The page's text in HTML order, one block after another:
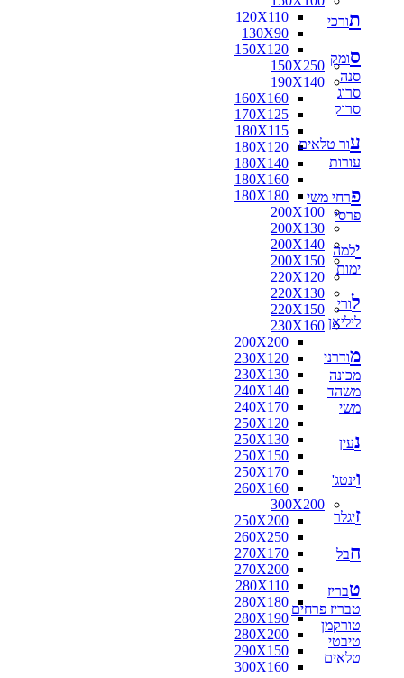
120X110
130X90
150X120
150X250
190X140
160X160
170X125
180X115
180X120
180X140
180X160
180X180
200X100
200X130
200X140
200X150
220X120
220X130
220X150
230X160
200X200
230X120
230X130
240X140
240X170
250X120
250X130
250X150
250X170
260X160
300X200
250X200
260X250
270X170
270X200
280X110
280X180
280X190
280X200
290X150
300X160
תורכי
סומק
סנה
סרוג
סרוק
עור טלאים
עורות
פרחי משי
פרסי
ילמה
ימות
לורי
ליליאן
מודרני
מכונה
משהד
משי
נעין
וינטג'
זיגלר
חבל
טבריז
טבריז פרחים
טורקמן
טיבטי
טלאים